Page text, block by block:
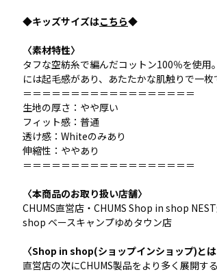
◆キッズサイズはこちら◆
〈素材特性〉
タフな空紡糸で編んだコットン100％を使
には起毛感があり、あたたかな肌触りで一枚
＝＝＝＝＝＝＝＝＝＝＝＝＝＝＝＝＝＝
生地の厚さ：やや厚い
フィット感：普通
透け感：Whiteのみあり
伸縮性：ややあり
＝＝＝＝＝＝＝＝＝＝＝＝＝＝＝＝＝＝
〈本商品のお取り扱い店舗〉
CHUMS直営店・CHUMS Shop in shop
shop ベースキャンプゆめタウン店
〈Shop in shop(ショップインショップ)とは
直営店の次にCHUMS製品をより多く展開